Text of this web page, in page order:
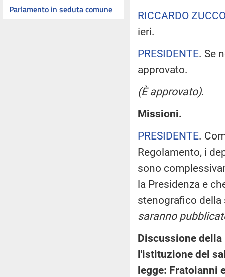
Parlamento in seduta comune
RICCARDO
ieri.
PRESIDENTE. Se
approvato.
(È approvato).
Missioni.
PRESIDENTE.
Regolamento, i
sono
la Presidenza e
stenografico
saranno
Discussione
l'istituzione del
legge: Fratoianni